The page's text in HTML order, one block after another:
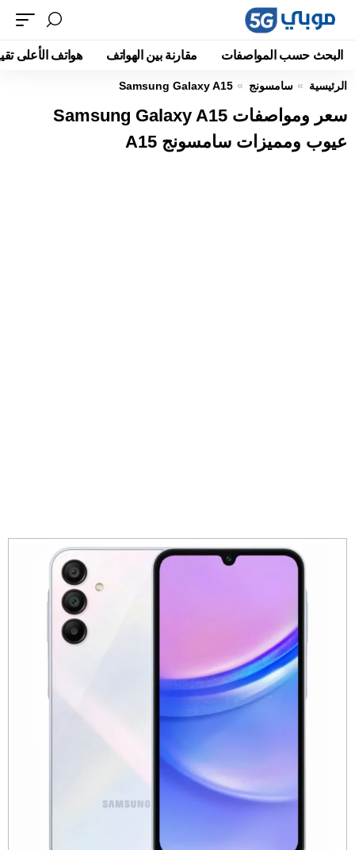
البحث حسب المواصفات مقارنة بين الهواتف هواتف الأعلى
الرئيسية سامسونج Samsung Galaxy A15
سعر ومواصفات Samsung Galaxy A15
عيوب ومميزات سامسونج A15